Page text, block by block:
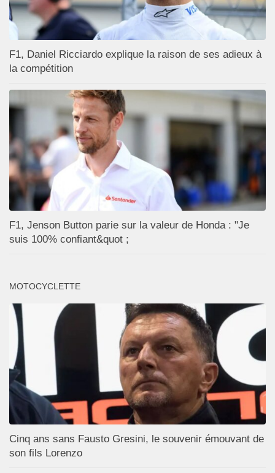
F1, Daniel Ricciardo explique la raison de ses adieux à
la compétition
F1, Jenson Button parie sur la valeur de Honda : "Je
suis 100% confiant&quot ;
MOTOCYCLETTE
Cinq ans sans Fausto Gresini, le souvenir émouvant de
son fils Lorenzo